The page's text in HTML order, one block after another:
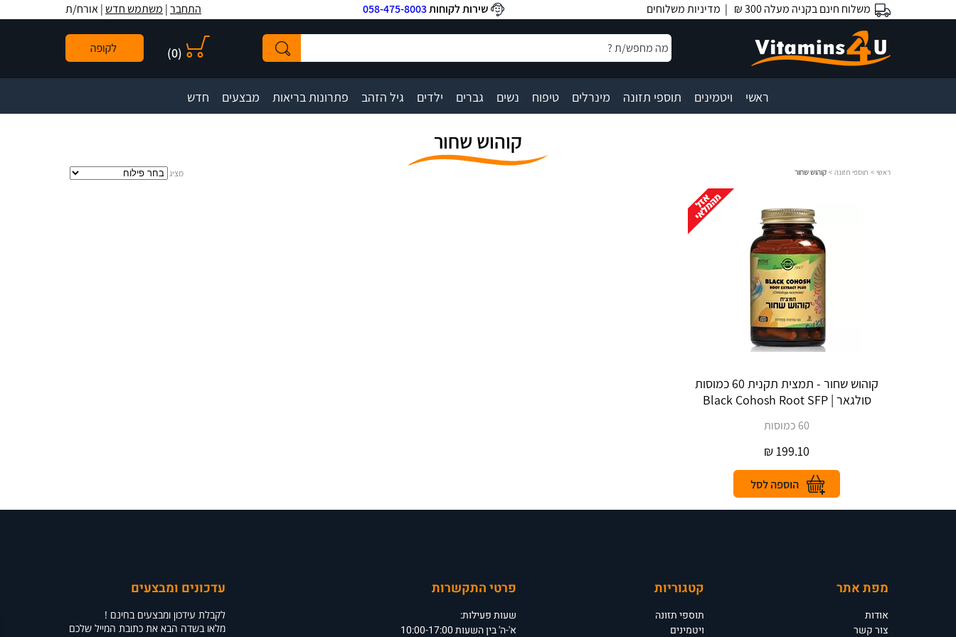
נגישות
אתר
המרכזי
משלוח חינם בקניה מעלה 300 ₪ | מדיניות משלוחים שירות לקוחות058-475-8003 התחבר| משתמש חדש| אורח/ת
(
0
)
ראשי ויטמינים תוספי תזונה מינרלים טיפוח נשים גברים ילדים גיל הזהב פתרונות בריאות מבצעים חדש
קוהוש שחור
ראשי > תוספי תזונה > קוהוש שחור מציג
קוהוש שחור - תמצית תקנית 60 כמוסות
סולגאר | Black Cohosh Root SFP
60 כמוסות
199.10
₪
מפת אתר
אודות
צור קשר
קטגוריות
תוספי תזונה
ויטמינים
פרטי התקשרות
שעות פעילות:
א'-ה' בין השעות 10:00-17:00
עדכונים ומבצעים
לקבלת עידכון ומבצעים בחינם !
מלאו בשדה הבא את כתובת המייל שלכם